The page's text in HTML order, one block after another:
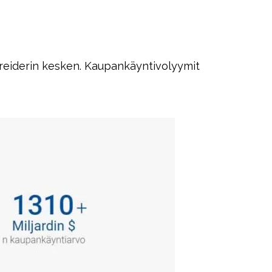
kesken. Kaupankäyntivolyymit